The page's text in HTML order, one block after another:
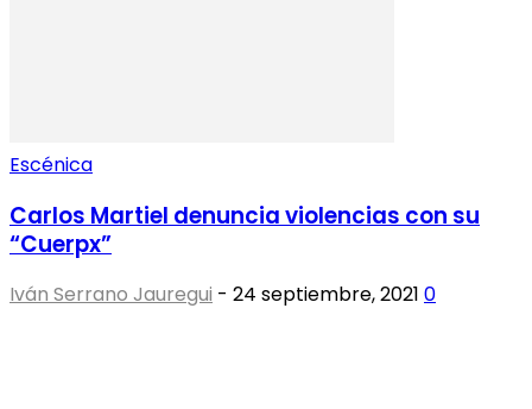
Escénica
Carlos Martiel denuncia violencias con su
“Cuerpx”
Iván Serrano Jauregui - 24 septiembre, 2021 0